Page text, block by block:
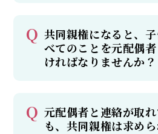
共同親権になると、
べてのことを元配偶
ければなりませんか？
元配偶者と連絡が取
も、共同親権は求め